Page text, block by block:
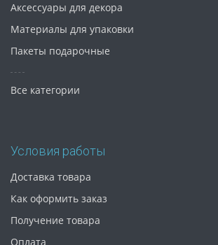
Аксессуары для декора
Материалы для упаковки
Пакеты подарочные
Все категории
Условия работы
Доставка товара
Как оформить заказ
Получение товара
Оплата